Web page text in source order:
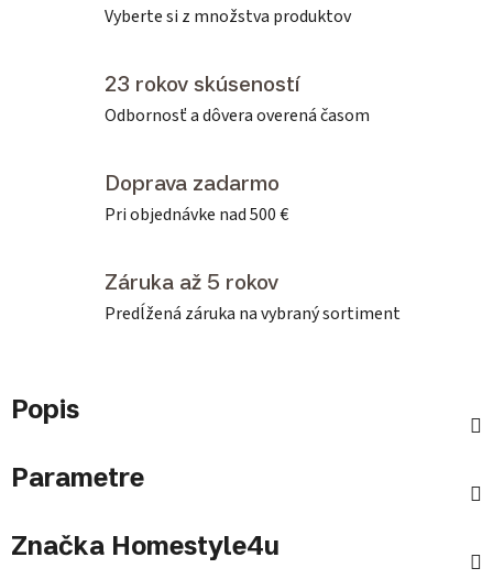
Vyberte si z množstva produktov
23 rokov skúseností
Odbornosť a dôvera overená časom
Doprava zadarmo
Pri objednávke nad 500 €
Záruka až 5 rokov
Predĺžená záruka na vybraný sortiment
Popis
Parametre
Značka Homestyle4u